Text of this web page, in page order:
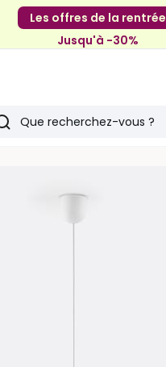
Les offres de la rentrée
Jusqu'à -30%
Rechercher